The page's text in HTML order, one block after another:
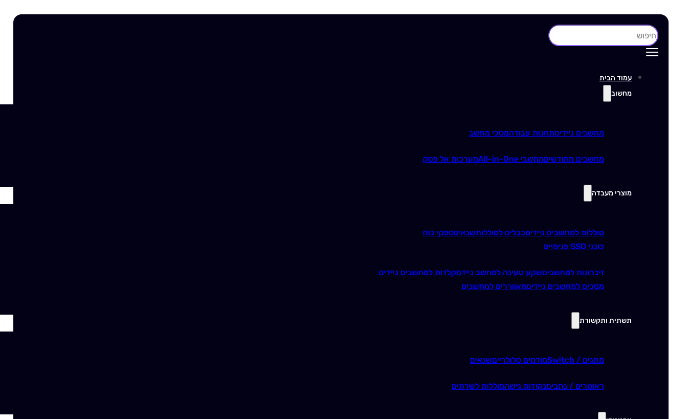
חיפוש
עמוד הבית
מחשוב
מחשבים ניידיםתחנות עבודהמסכי מחשב
מחשבים מחודשיםמחשבי All-in-One מערכות אל פסק
מוצרי מעבדה
סוללות למחשבים ניידיםכבלים לסוללותשנאיםספקי כוח
כונני SSD פנימיים
זיכרונות למחשביםשקע טעינה למחשב ניידמקלדות למחשבים ניידים
מסכים למחשבים ניידיםמאווררים למחשבים
תשתית ותקשורת
מתגים / Switch מודמים סלולרייםשנאים
ראוטרים / נתביםנקודות גישהסוללות לשרתים